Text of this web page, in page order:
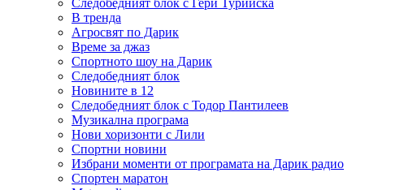
Следобедният блок с Гери Турийска
В тренда
Агросвят по Дарик
Време за джаз
Спортното шоу на Дарик
Следобедният блок
Новините в 12
Следобедният блок с Тодор Пантилеев
Музикална програма
Нови хоризонти с Лили
Спортни новини
Избрани моменти от програмата на Дарик радио
Спортен маратон